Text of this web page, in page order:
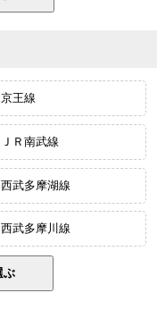
京王線
ＪＲ南武線
西武多摩湖線
西武多摩川線